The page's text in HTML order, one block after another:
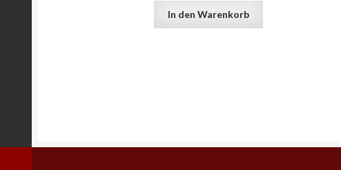
In den Warenkorb